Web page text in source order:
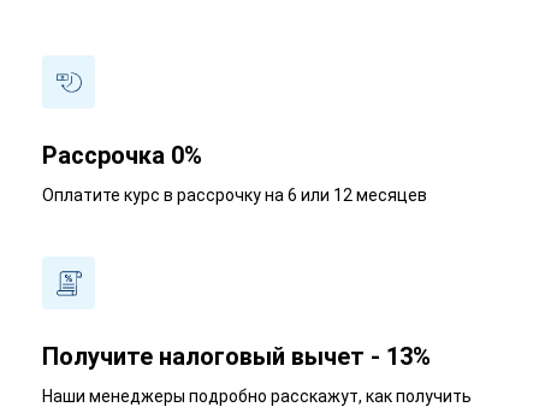
Рассрочка 0%
Оплатите курс в рассрочку на 6 или 12 месяцев
Получите налоговый вычет - 13%
Наши менеджеры подробно расскажут, как получить